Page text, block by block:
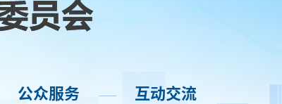
公众服务 —— 互动交流